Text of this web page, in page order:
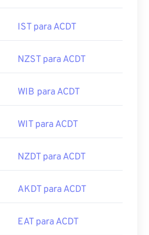
IST para ACDT
NZST para ACDT
WIB para ACDT
WIT para ACDT
NZDT para ACDT
AKDT para ACDT
EAT para ACDT